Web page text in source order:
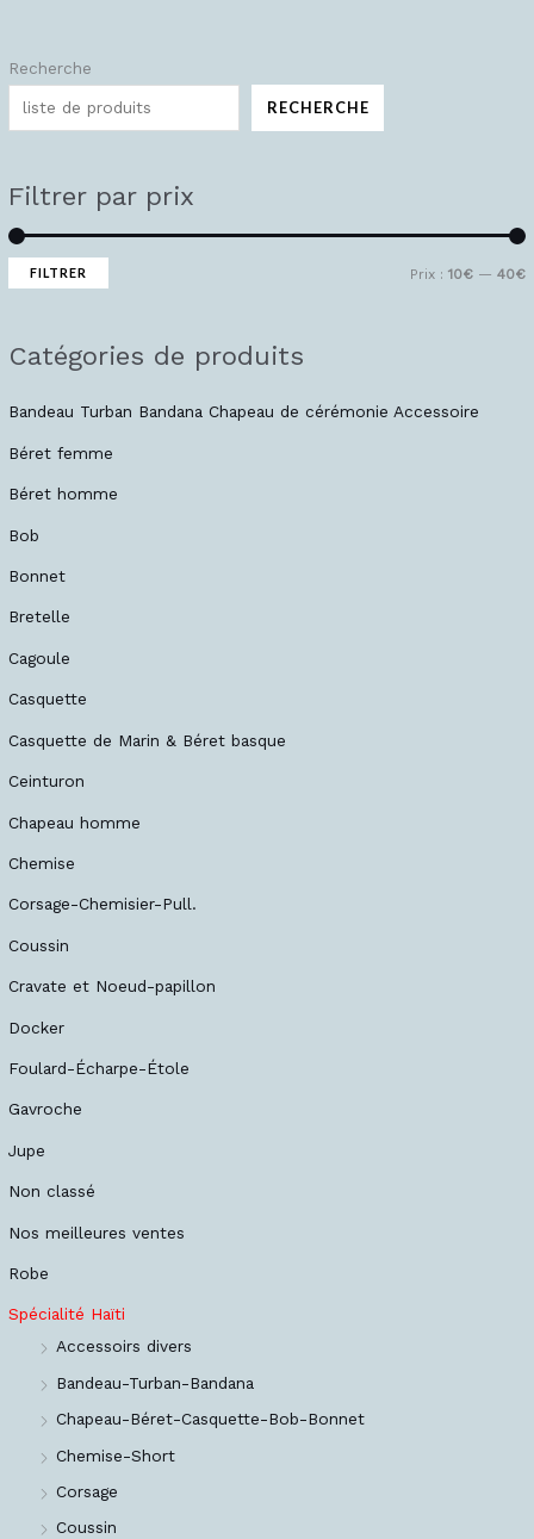
Recherche
RECHERCHE
Filtrer par prix
i
n
a
x
FILTRER Prix : 10€— 40€
Catégories de produits
Bandeau Turban Bandana Chapeau de cérémonie Accessoire
Béret femme
Béret homme
Bob
Bonnet
Bretelle
Cagoule
Casquette
Casquette de Marin & Béret basque
Ceinturon
Chapeau homme
Chemise
Corsage-Chemisier-Pull.
Coussin
Cravate et Noeud-papillon
Docker
Foulard-Écharpe-Étole
Gavroche
Jupe
Non classé
Nos meilleures ventes
Robe
Spécialité Haïti
Accessoirs divers
Bandeau-Turban-Bandana
Chapeau-Béret-Casquette-Bob-Bonnet
Chemise-Short
Corsage
Coussin